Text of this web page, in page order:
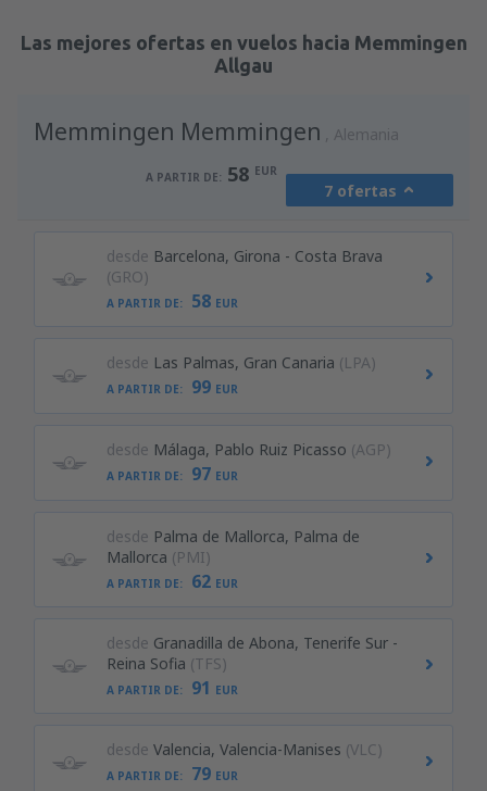
Revisa los detalles
Las mejores ofertas en vuelos hacia Memmingen
Allgau
Memmingen Memmingen Alemania
A PARTIR DE: 58 EUR
7 ofertas
desde Barcelona, Girona - Costa Brava
(GRO)
A PARTIR DE: 58 EUR
desde Las Palmas, Gran Canaria (LPA)
A PARTIR DE: 99 EUR
desde Málaga, Pablo Ruiz Picasso (AGP)
A PARTIR DE: 97 EUR
desde Palma de Mallorca, Palma de
Mallorca (PMI)
A PARTIR DE: 62 EUR
desde Granadilla de Abona, Tenerife Sur -
Reina Sofia (TFS)
A PARTIR DE: 91 EUR
desde Valencia, Valencia-Manises (VLC)
A PARTIR DE: 79 EUR